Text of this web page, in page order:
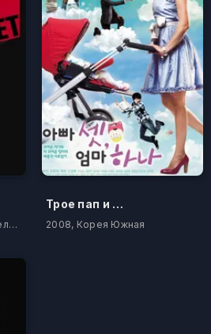
2005, Франция Испания Бельгия
Трое пап и одна мама
2008, Корея Южная